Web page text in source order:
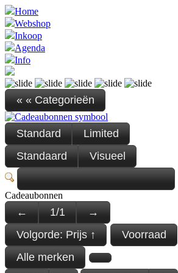
Home
Webshop
Inkoop
Agenda
Info
« « Categorieën
Standard
Limited
Standaard
Visueel
Cadeaubonnen
← 1/1
→
Volgorde: Prijs ↑
Voorraad
Alle merken